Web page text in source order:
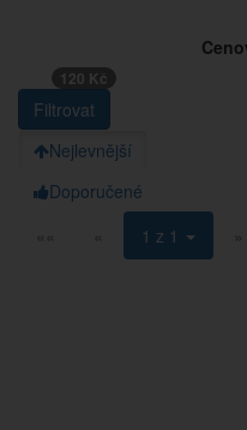
120 Kč
Nejlevnější
Doporučené
««
« 1 z 1 »